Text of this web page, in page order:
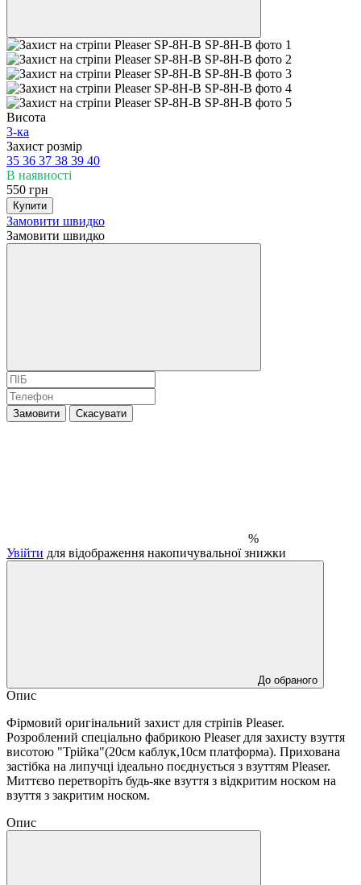
Висота
3-ка
Захист розмір
35 36 37 38 39 40
В наявності
550 грн
Купити
Замовити швидко
Замовити швидко
Замовити Скасувати
%
Увійти для відображення накопичувальної знижки
До обраного
Опис
Фірмовий оригінальний захист для стріпів Pleaser.
Розроблений спеціально фабрикою Pleaser для захисту взуття
висотою "Трійка"(20см каблук,10см платформа). Прихована
застібка на липучці ідеально поєднується з взуттям Pleaser.
Миттєво перетворіть будь-яке взуття з відкритим носком на
взуття з закритим носком.
Опис